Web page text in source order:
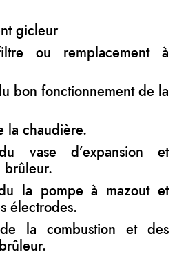
gicleur
ou remplacement à
bon fonctionnement de la
la chaudière.
vase d’expansion et
brûleur.
la pompe à mazout et
électrodes.
la combustion et des